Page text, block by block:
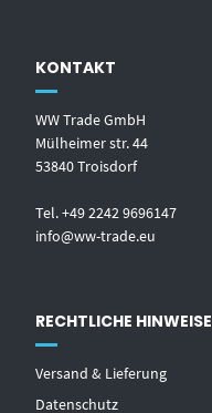
KONTAKT
WW Trade GmbH
Mülheimer str. 44
53840 Troisdorf
Tel. +49 2242 9696147
info@ww-trade.eu
RECHTLICHE HINWEISE
Versand & Lieferung
Datenschutz